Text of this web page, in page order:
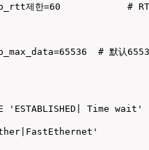
제한=60            # RTT
# 默认65535
Time wait'